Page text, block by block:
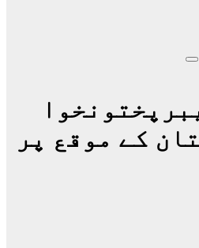
کے موقع پر